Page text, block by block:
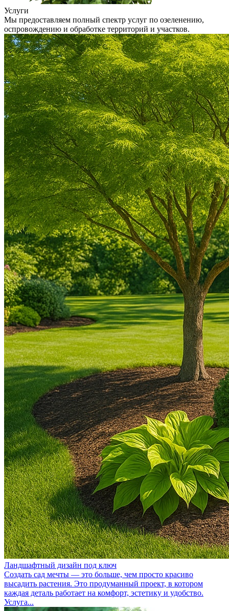
Услуги
Мы предоставляем полный спектр услуг по озеленению,
оспровождению и обработке территорий и участков.
Ландшафтный дизайн под ключ
Создать сад мечты — это больше, чем просто красиво
высадить растения. Это продуманный проект, в котором
каждая деталь работает на комфорт, эстетику и удобство.
Услуга...